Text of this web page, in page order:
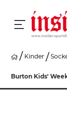
Kinder
Burton Kids'